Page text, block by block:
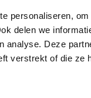
personaliseren,
delen we
analyse. Deze
verstrekt of die ze